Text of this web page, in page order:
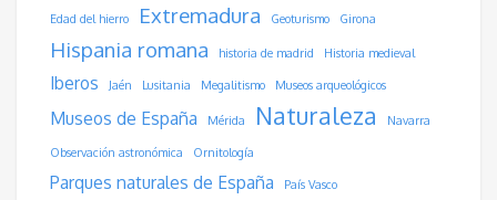
Edad del hierro Extremadura Geoturismo Girona
Hispania romana historia de madrid Historia medieval
Iberos Jaén Lusitania Megalitismo Museos arqueológicos
Museos de España Mérida Naturaleza Navarra
Observación astronómica Ornitología
Parques naturales de España País Vasco